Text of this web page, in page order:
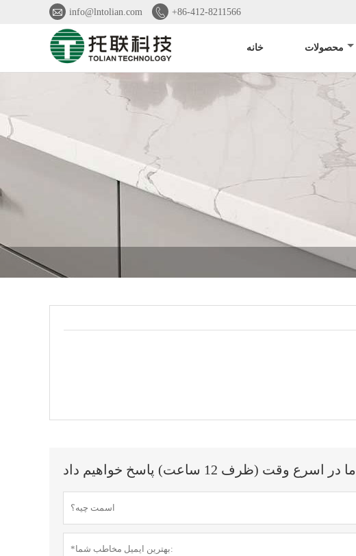
 info@lntolian.com  +86-412-8211566
خانه محصولات
(ظرف 12 ساعت) پاسخ خواهیم داد